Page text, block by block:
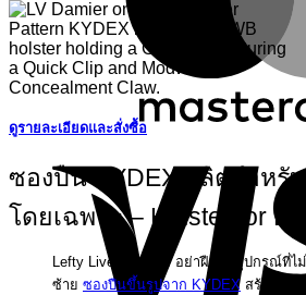
ดูรายละเอียดและสั่งซื้อ
ซองปืน KYDEX ผลิตสำหรั
โดยเฉพาะ – Holster for
Lefty Lives Matter! อย่าฝืนใช้อุปกรณ์ที่ไ
ซ้าย ซองปืนขึ้นรูปจาก KYDEX สร้างขึ้นม